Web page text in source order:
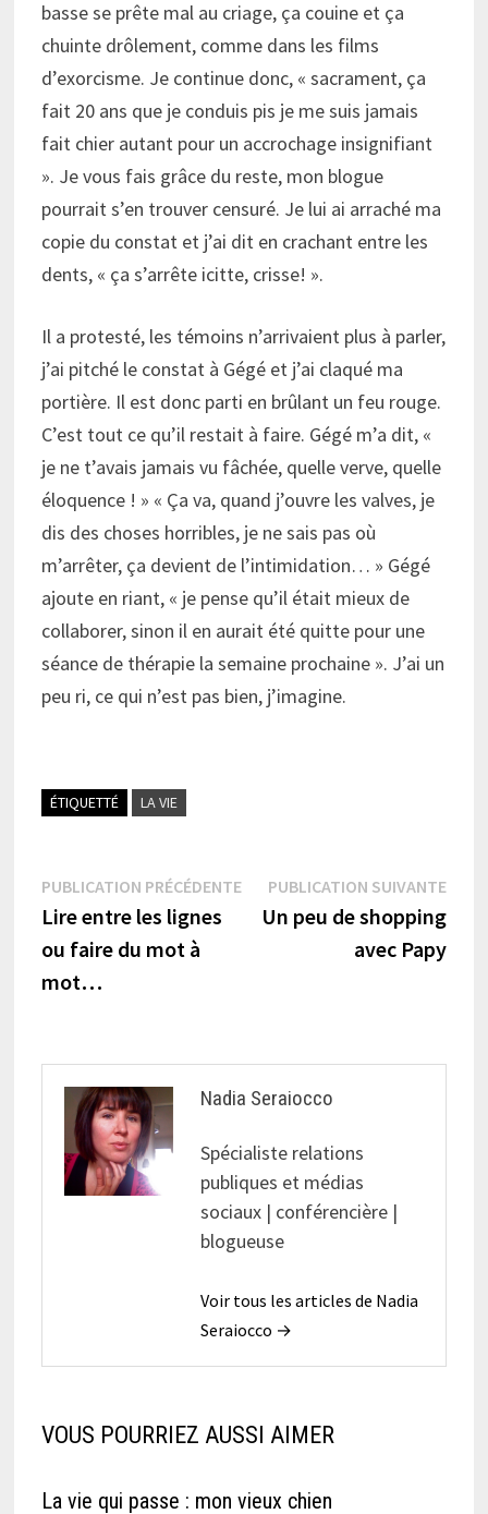
basse se prête mal au criage, ça couine et ça
chuinte drôlement, comme dans les films
d’exorcisme. Je continue donc, « sacrament, ça
fait 20 ans que je conduis pis je me suis jamais
fait chier autant pour un accrochage insignifiant
». Je vous fais grâce du reste, mon blogue
pourrait s’en trouver censuré. Je lui ai arraché ma
copie du constat et j’ai dit en crachant entre les
dents, « ça s’arrête icitte, crisse! ».
Il a protesté, les témoins n’arrivaient plus à parler,
j’ai pitché le constat à Gégé et j’ai claqué ma
portière. Il est donc parti en brûlant un feu rouge.
C’est tout ce qu’il restait à faire. Gégé m’a dit, «
je ne t’avais jamais vu fâchée, quelle verve, quelle
éloquence ! » « Ça va, quand j’ouvre les valves, je
dis des choses horribles, je ne sais pas où
m’arrêter, ça devient de l’intimidation… » Gégé
ajoute en riant, « je pense qu’il était mieux de
collaborer, sinon il en aurait été quitte pour une
séance de thérapie la semaine prochaine ». J’ai un
peu ri, ce qui n’est pas bien, j’imagine.
ÉTIQUETTÉ LA VIE
Navigation
de
l’article
PUBLICATION PRÉCÉDENTEPublication
précédente :
Lire entre les lignes
ou faire du mot à
mot…
PUBLICATION SUIVANTE
Un peu de shopping
avec Papy
Nadia Seraiocco
Spécialiste relations
publiques et médias
sociaux | conférencière |
blogueuse
Voir tous les articles de Nadia
Seraiocco →
VOUS POURRIEZ AUSSI AIMER
La vie qui passe : mon vieux chien